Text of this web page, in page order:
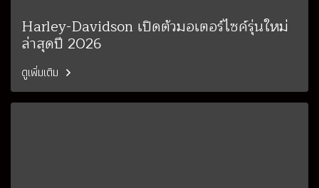
Harley-Davidson เปิดตัวมอเตอร์ไซค์รุ่นใหม่
ล่าสุดปี 2026
ดูเพิ่มเติม